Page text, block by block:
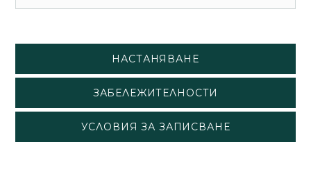
НАСТАНЯВАНЕ
ЗАБЕЛЕЖИТЕЛНОСТИ
УСЛОВИЯ ЗА ЗАПИСВАНЕ